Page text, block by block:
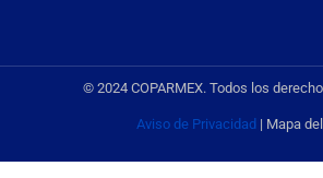
© 2024 COPARMEX. Todos los
Aviso de Privacidad | Mapa